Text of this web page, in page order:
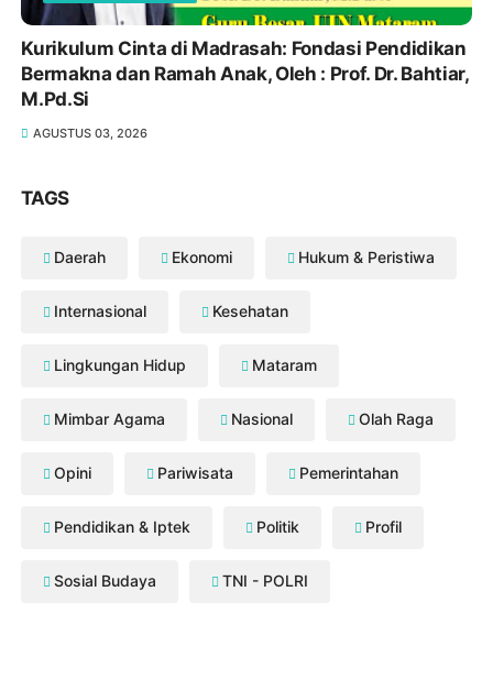
Kurikulum Cinta di Madrasah: Fondasi Pendidikan
Bermakna dan Ramah Anak, Oleh : Prof. Dr. Bahtiar,
M.Pd.Si
AGUSTUS 03, 2026
TAGS
Daerah Ekonomi Hukum & Peristiwa
Internasional Kesehatan
Lingkungan Hidup Mataram
Mimbar Agama Nasional Olah Raga
Opini Pariwisata Pemerintahan
Pendidikan & Iptek Politik Profil
Sosial Budaya TNI - POLRI